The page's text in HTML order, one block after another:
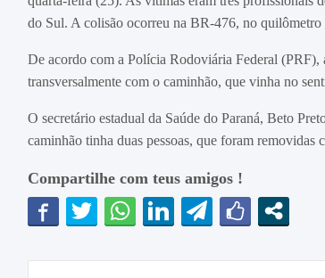
do Sul. A colisão ocorreu na BR-476, no
De acordo com a Polícia Rodoviária Federal
transversalmente com o caminhão, que vinha no
O secretário estadual da Saúde do Paraná, Beto
caminhão tinha duas pessoas, que foram removidas
Compartilhe com teus amigos !